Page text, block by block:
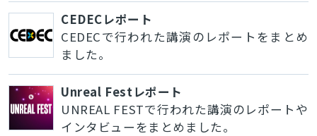
CEDECレポート
CEDECで行われた講演のレポートをまとめ
ました。
Unreal Festレポート
UNREAL FESTで行われた講演のレポートや
インタビューをまとめました。